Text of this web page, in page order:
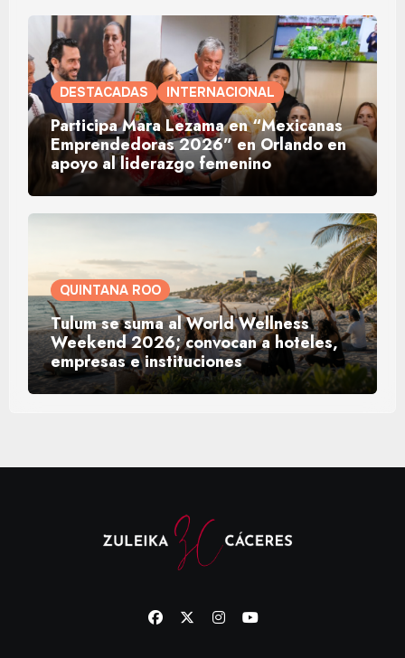
DESTACADAS INTERNACIONAL
Participa Mara Lezama en “Mexicanas
Emprendedoras 2026” en Orlando en
apoyo al liderazgo femenino
QUINTANA ROO
Tulum se suma al World Wellness
Weekend 2026; convocan a hoteles,
empresas e instituciones